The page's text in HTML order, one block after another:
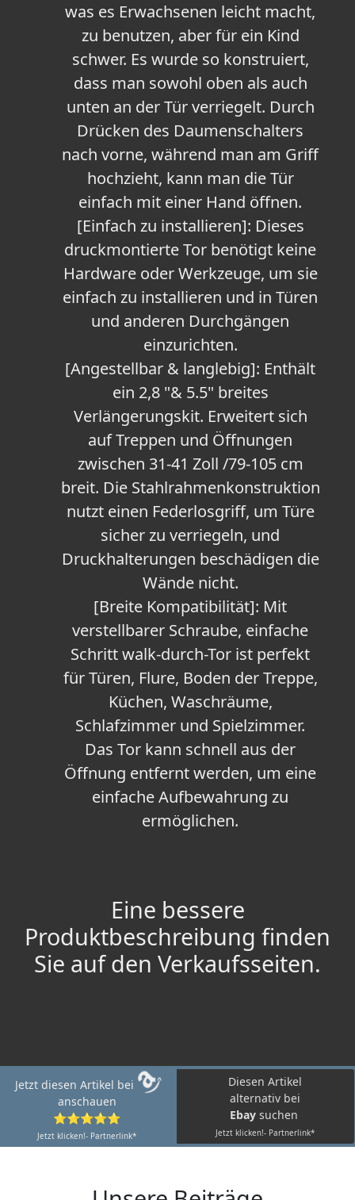
was es Erwachsenen leicht macht,
zu benutzen, aber für ein Kind
schwer. Es wurde so konstruiert,
dass man sowohl oben als auch
unten an der Tür verriegelt. Durch
Drücken des Daumenschalters
nach vorne, während man am Griff
hochzieht, kann man die Tür
einfach mit einer Hand öffnen.
[Einfach zu installieren]: Dieses
druckmontierte Tor benötigt keine
Hardware oder Werkzeuge, um sie
einfach zu installieren und in Türen
und anderen Durchgängen
einzurichten.
[Angestellbar & langlebig]: Enthält
ein 2,8 "& 5.5" breites
Verlängerungskit. Erweitert sich
auf Treppen und Öffnungen
zwischen 31-41 Zoll /79-105 cm
breit. Die Stahlrahmenkonstruktion
nutzt einen Federlosgriff, um Türe
sicher zu verriegeln, und
Druckhalterungen beschädigen die
Wände nicht.
[Breite Kompatibilität]: Mit
verstellbarer Schraube, einfache
Schritt walk-durch-Tor ist perfekt
für Türen, Flure, Boden der Treppe,
Küchen, Waschräume,
Schlafzimmer und Spielzimmer.
Das Tor kann schnell aus der
Öffnung entfernt werden, um eine
einfache Aufbewahrung zu
ermöglichen.
Eine bessere
Produktbeschreibung finden
Sie auf den Verkaufsseiten.
Jetzt diesen Artikel bei
anschauen
⭐⭐⭐⭐⭐
Jetzt klicken!- Partnerlink*
Diesen Artikel
alternativ bei
Ebay suchen
Jetzt klicken!- Partnerlink*